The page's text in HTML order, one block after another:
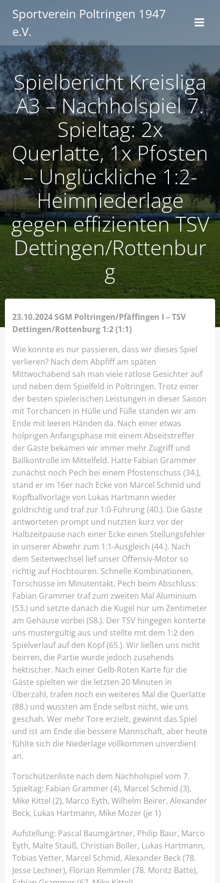
Inhalt
Sportverein Poltringen 1947
e.V.
Spielbericht Kreisliga
A3 – Nachholspiel 7.
Spieltag: 2x
Querlatte, 1x Pfosten
– Unglückliche 1:2-
Heimniederlage
gegen effizienten TSV
Dettingen/Rottenbur
g
23.10.2024 SGM Poltringen/Pfäffingen I – TSV
Dettingen/Rottenburg 1:2 (1:1)
Wie konnte es nur passieren, dass wir dieses Spiel
verlieren? Nach dem Abpfiff am späten
Mittwochabend sah man viele ratlose Gesichter auf
und neben dem Spielfeld in Poltringen. Trotz einer
der besten spielerischen Leistungen in dieser Saison
mit Torchancen in Hülle und Fülle standen wir am
Ende mit leeren Händen da. Nach einer etwas
holprigen Anfangsphase mit einem Abseitstreffer
der Gäste bekamen wir immer mehr Zugriff und
Ballkontrolle im Mittelfeld. Hatte Fabian Grammer
zunächst noch Pech bei einem Pfostenschuss (34.),
stand er im 16er nach Ecke von Marcel Schmid und
Kopfballvorlage von Lukas Hartmann wieder
goldrichtig und traf zur 1:0-Führung (40.). Die Gäste
antworteten prompt und nutzten kurz vor der
Halbzeitpause nach einer Ecke einen Stellungsfehler
in unserer Abwehr zum 1:1-Ausgleich (44.). Nach
dem Seitenwechsel lief unser Offensiv-Motor so
richtig auf Hochtouren. Schnelle Kombinationen,
Torschüsse im Minutentakt, Pech beim Abschluss:
Fabian Grammer traf zum zweiten Mal Aluminium
(53.) und setzte danach die Kugel nur um Zentimeter
am Gehäuse vorbei (58.). Der TSV hingegen konterte
uns mustergültig aus und stellte mit dem 1:2 den
Spielverlauf auf den Kopf (65.). Wir ließen uns nicht
beirren, die Partie wurde jedoch zusehends
hektischer. Nach einer Gelb-Roten Karte für die
Gäste spielten wir die letzten 20 Minuten in
Überzahl, trafen noch ein weiteres Mal die Querlatte
(88.) und wussten am Ende selbst nicht, wie uns
geschah. Wer mehr Tore erzielt, gewinnt das Spiel
und ist am Ende die bessere Mannschaft, aber heute
fühlte sich die Niederlage vollkommen unverdient
an.
Torschützenliste nach dem Nachholspiel vom 7.
Spieltag: Fabian Grammer (4), Marcel Schmid (3),
Mike Kittel (2), Marco Eyth, Wilhelm Beirer, Alexander
Beck, Lukas Hartmann, Mike Mozer (je 1)
Aufstellung: Pascal Baumgärtner, Philip Baur, Marco
Eyth, Malte Stauß, Christian Boller, Lukas Hartmann,
Tobias Vetter, Marcel Schmid, Alexander Beck (78.
Jesse Lechner), Florian Remmler (78. Moritz Batte),